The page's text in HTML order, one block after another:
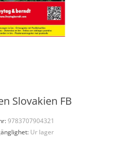
Slovakien FB
9783707904321
Ur lager